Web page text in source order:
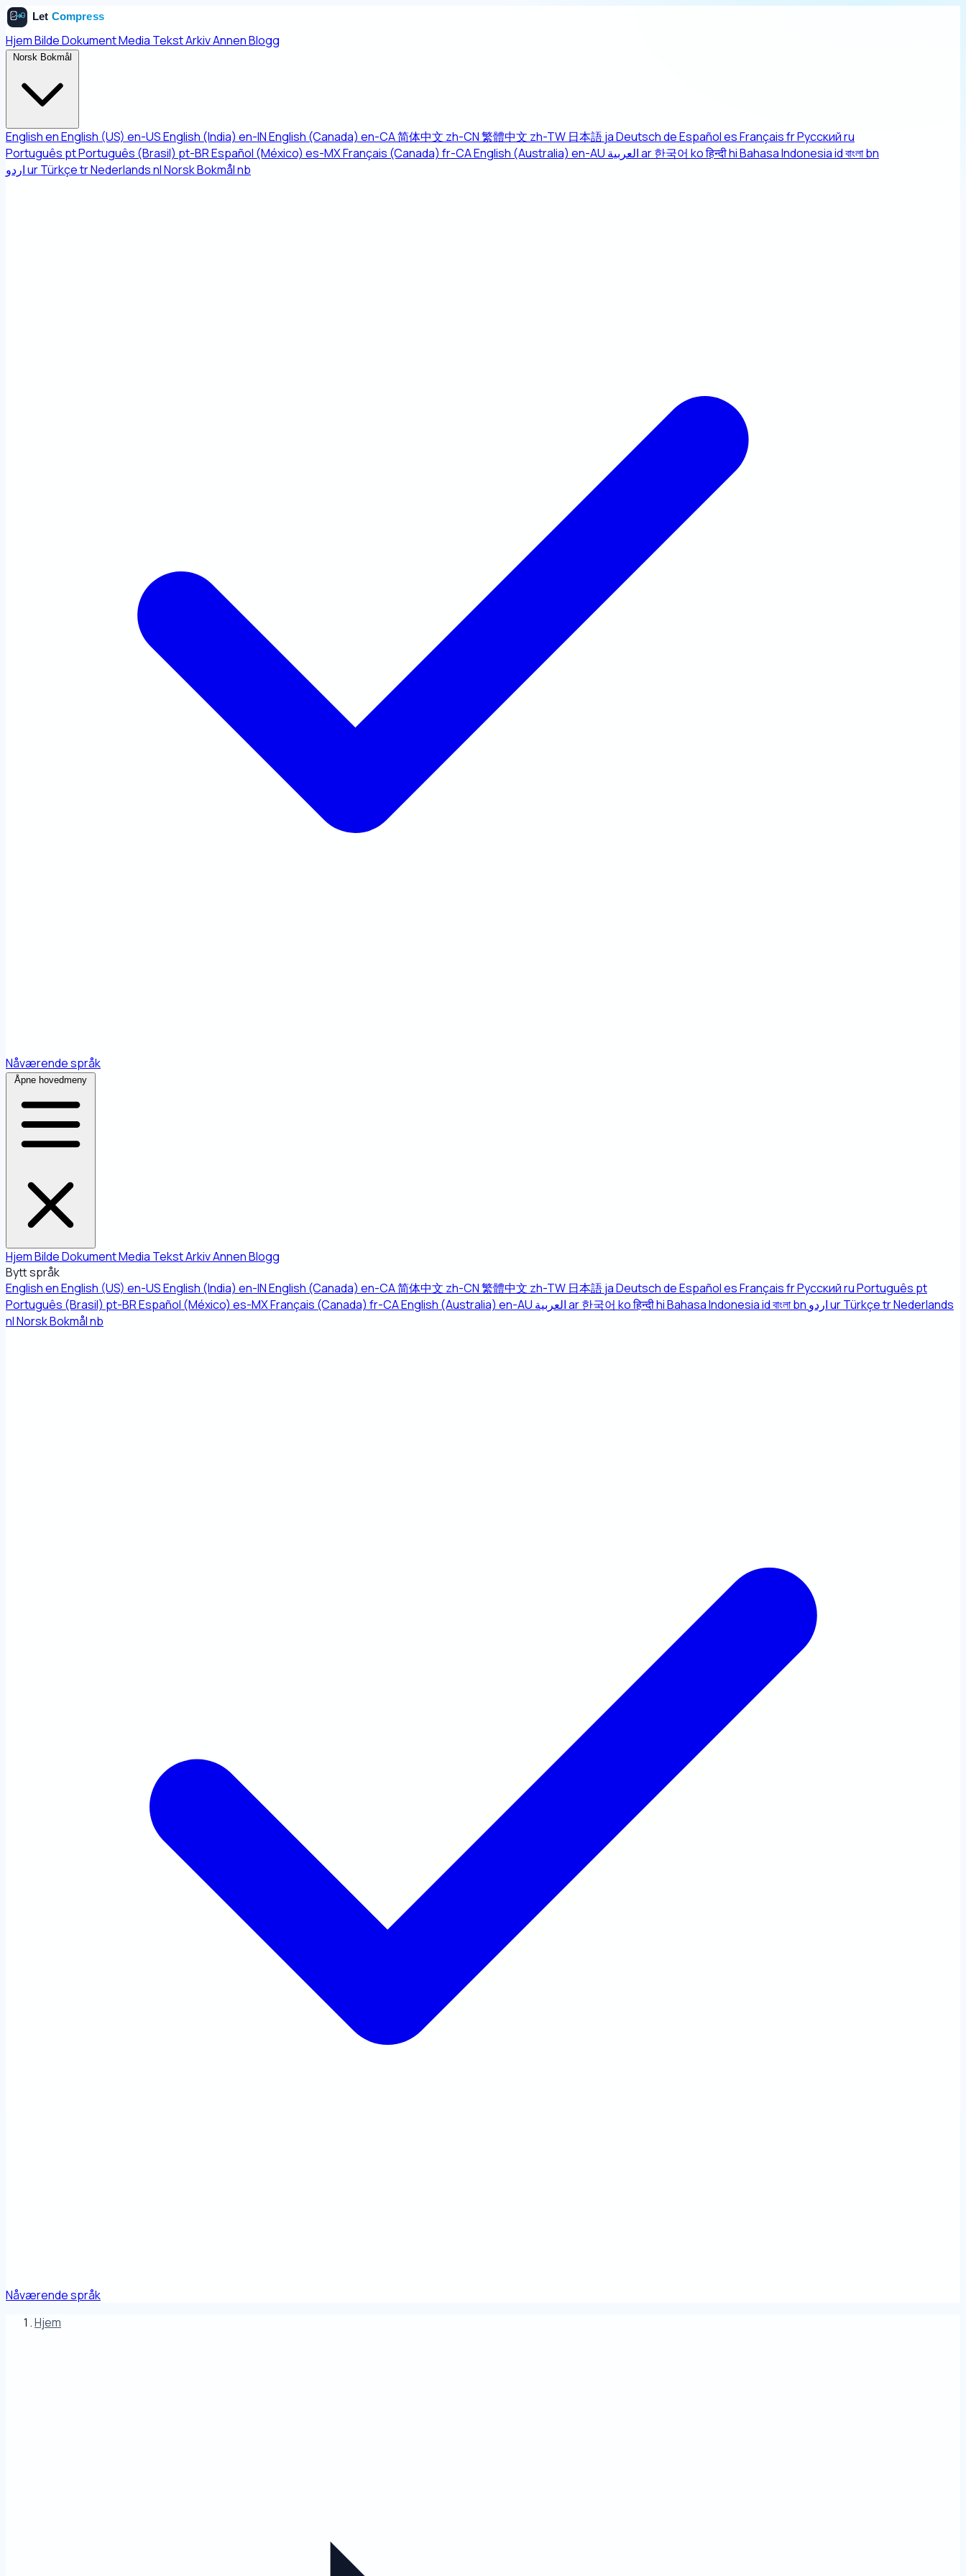
HjemBildeDokumentMedia TekstArkivAnnenBlogg
Norsk Bokmål
EnglishenEnglish (US) en-USEnglish (India) en-INEnglish (Canada) en-CA简体中文 zh-CN繁體中文 zh-TW 日本語jaDeutschdeEspañolesFrançaisfrРусскийru
Português ptPortuguês (Brasil) pt-BREspañol (México) es-MXFrançais (Canada) fr-CAEnglish (Australia) en-AU العربيةar한국어 koहिन्दीhiBahasa Indonesiaidবাংলাbn
اردوurTürkçetrNederlandsnlNorsk Bokmålnb
Nåværende språk
Åpne hovedmeny
HjemBildeDokumentMedia TekstArkivAnnenBlogg
Bytt språk
EnglishenEnglish (US) en-USEnglish (India) en-INEnglish (Canada) en-CA简体中文 zh-CN繁體中文 zh-TW 日本語jaDeutschdeEspañolesFrançaisfrРусскийruPortuguês pt
Português (Brasil) pt-BREspañol (México) es-MXFrançais (Canada) fr-CAEnglish (Australia) en-AU العربيةar한국어 koहिन्दीhiBahasa Indonesiaidবাংলাbn اردوurTürkçetrNederlands
nlNorsk Bokmålnb
Nåværende språk
Hjem